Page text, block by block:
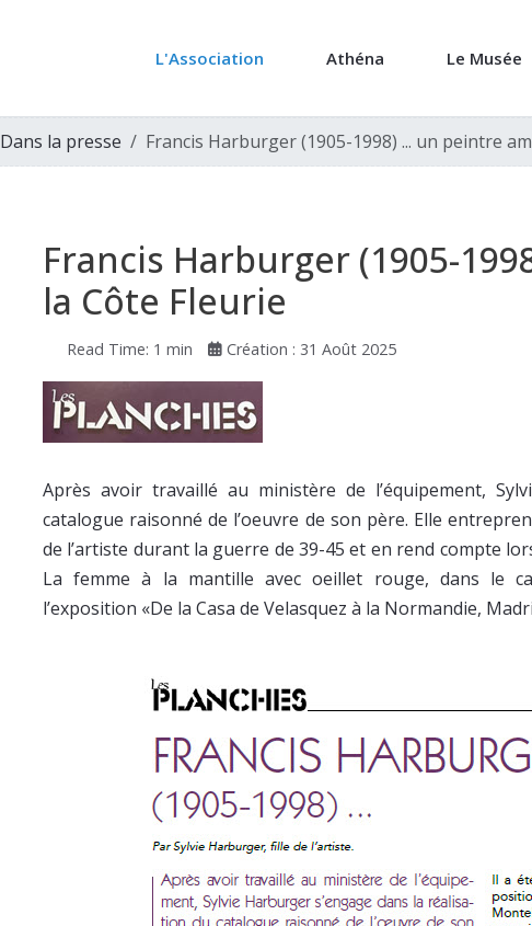
L'Association Athéna Le Musée
Dans la presse Francis Harburger (1905-1998) ... un peintre
Francis Harburger (1905-
la Côte Fleurie
Read Time: 1 min Création : 31 Août 2025
Après avoir travaillé au ministère de l’équipement,
catalogue raisonné de l’oeuvre de son père. Elle
de l’artiste durant la guerre de 39-45 et en rend compte
La femme à la mantille avec oeillet rouge, dans le
l’exposition «De la Casa de Velasquez à la Normandie,